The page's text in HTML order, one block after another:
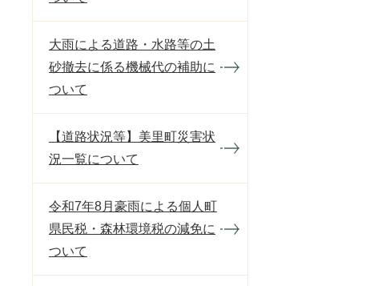
大雨による道路・水路等の土
砂撤去に係る機械代の補助に
ついて
【道路状況等】美里町災害状
況一覧について
令和7年8月豪雨による個人町
県民税・森林環境税の減免に
ついて